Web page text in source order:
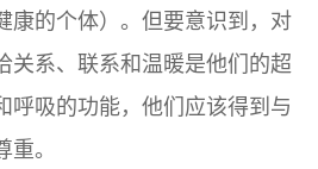
康的个体）。但要意识到，对
关系、联系和温暖是他们的超
呼吸的功能，他们应该得到与
。